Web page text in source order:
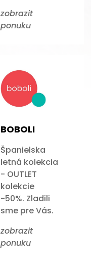
zobrazit
ponuku
BOBOLI
Španielska
letná kolekcia
- OUTLET
kolekcie
-50%. Zladili
sme pre Vás.
zobrazit
ponuku